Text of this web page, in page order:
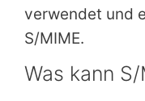
verwendet und
S/MIME.
Was kann